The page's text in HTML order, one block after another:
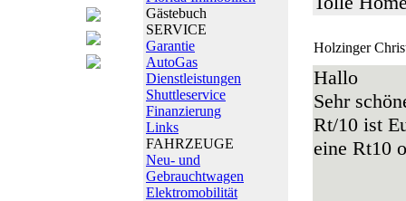
Gästebuch
SERVICE
Garantie
AutoGas
Dienstleistungen
Shuttleservice
Finanzierung
Links
FAHRZEUGE
Neu- und
Gebrauchtwagen
Elektromobilität
Holzinger
Hallo
Sehr
Rt/10 ist
eine Rt10